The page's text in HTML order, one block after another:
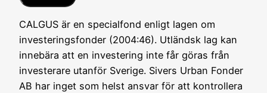
CALGUS är en specialfond enligt lagen om
investeringsfonder (2004:46). Utländsk lag kan
innebära att en investering inte får göras från
investerare utanför Sverige. Sivers Urban Fonder
AB har inget som helst ansvar för att kontrollera